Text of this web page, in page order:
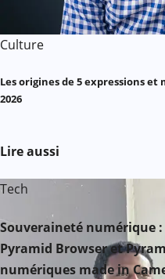
Culture
Les origines de 5 expressions
2026
Lire aussi
Tech
Souveraineté numérique
Pyramid Browser et
numériques made in